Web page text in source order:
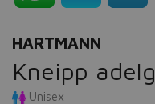
HARTMANN
Kneipp
Unisex